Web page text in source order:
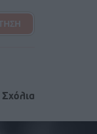
Σχόλια